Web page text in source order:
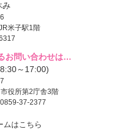
み
米子駅1階
お問い合わせは…
～17:00)
役所第2庁舎3階
37-2377
ムはこちら